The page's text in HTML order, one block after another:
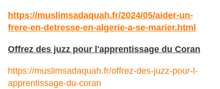
https://muslimsadaquah.fr/2024/05/aider-un-
frere-en-detresse-en-algerie-a-se-marier.html
Offrez des juzz pour l'apprentissage du Coran
https://muslimsadaquah.fr/offrez-des-juzz-pour-l-
apprentissage-du-coran